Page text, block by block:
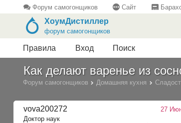
Форум самогонщиков Сайт
ХоумДистиллер
форум самогонщиков
Правила Вход Поиск
Как делают варенье из
Форум самогонщиков Домашняя кухня
vova200272
Доктор наук
27